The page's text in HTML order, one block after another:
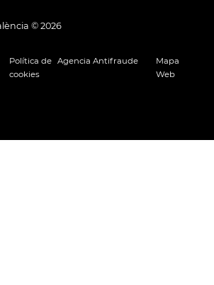
© 2026
Política de
cookies
Agencia Antifraude
Mapa
Web